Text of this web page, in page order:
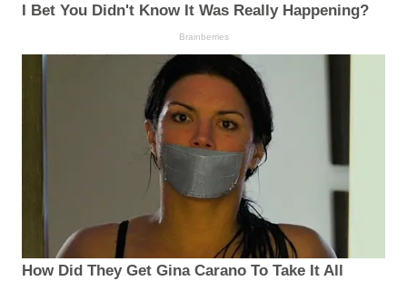
I Bet You Didn't Know It Was Really Happening?
Brainberries
How Did They Get Gina Carano To Take It All